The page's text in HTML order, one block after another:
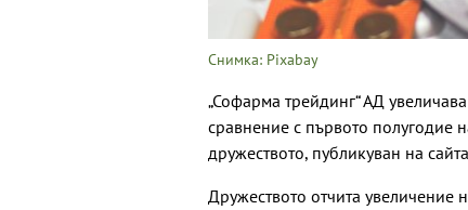
Снимка: Pixabay
„Софарма трейдинг“ АД
сравнение с първото полугодие
дружеството, публикуван на
Дружеството отчита